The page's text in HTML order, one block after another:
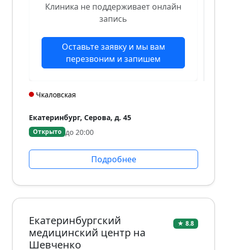
Клиника не поддерживает онлайн
запись
Оставьте заявку и мы вам
перезвоним и запишем
Чкаловская
Екатеринбург, Серова, д. 45
Открыто до 20:00
Подробнее
Екатеринбургский
медицинский центр на
Шевченко
★ 8.8